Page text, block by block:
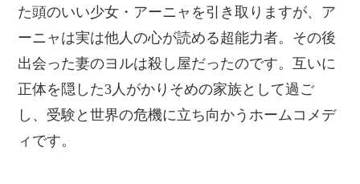
た頭のいい少女・アーニャを引き取りますが、ア
ーニャは実は他人の心が読める超能力者。その後
出会った妻のヨルは殺し屋だったのです。互いに
正体を隠した3人がかりそめの家族として過ご
し、受験と世界の危機に立ち向かうホームコメデ
ィです。